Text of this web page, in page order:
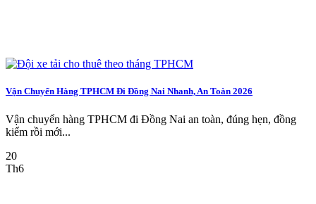
Vận Chuyển Hàng TPHCM Đi Đồng Nai Nhanh, An Toàn 2026
Vận chuyển hàng TPHCM đi Đồng Nai an toàn, đúng hẹn, đồng
kiểm rồi mới...
20
Th6